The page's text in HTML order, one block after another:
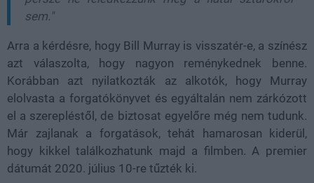
sem."
Arra a kérdésre, hogy Bill Murray is visszatér-e, a színész
azt válaszolta, hogy nagyon reménykednek benne.
Korábban azt nyilatkozták az alkotók, hogy Murray
elolvasta a forgatókönyvet és egyáltalán nem zárkózott
el a szerepléstől, de biztosat egyelőre még nem tudunk.
Már zajlanak a forgatások, tehát hamarosan kiderül,
hogy kikkel találkozhatunk majd a filmben. A premier
dátumát 2020. július 10-re tűzték ki.